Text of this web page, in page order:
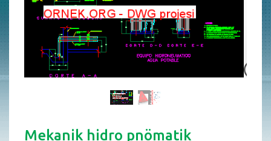
Mekanik hidro pnömatik